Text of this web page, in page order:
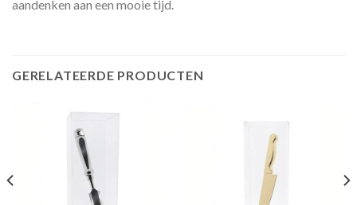
aandenken aan een mooie tijd.
GERELATEERDE PRODUCTEN